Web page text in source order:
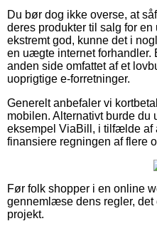
Du bør dog ikke overse, at
deres produkter til salg for
ekstremt god, kunne det i
en uægte internet forhandler.
anden side omfattet af et
uoprigtige e-forretninger.
Generelt anbefaler vi
mobilen. Alternativt burde du
eksempel ViaBill, i tilfælde af
finansiere regningen af flere
Før folk shopper i en online
gennemlæse dens regler, det
projekt.